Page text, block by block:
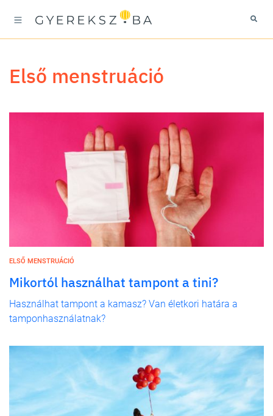
első menstruáció
ELSŐ MENSTRUÁCIÓ
Mikortól használhat tampont a tini?
Használhat tampont a kamasz? Van életkori határa a
tamponhasználatnak?